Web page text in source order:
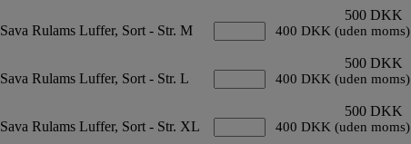
Sava Rulams Luffer, Sort - Str. M
500 DKK
400 DKK (uden moms)
Sava Rulams Luffer, Sort - Str. L
500 DKK
400 DKK (uden moms)
Sava Rulams Luffer, Sort - Str. XL
500 DKK
400 DKK (uden moms)